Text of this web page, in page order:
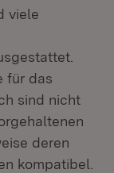
viele
für das
sind nicht
deren
kompatibel.